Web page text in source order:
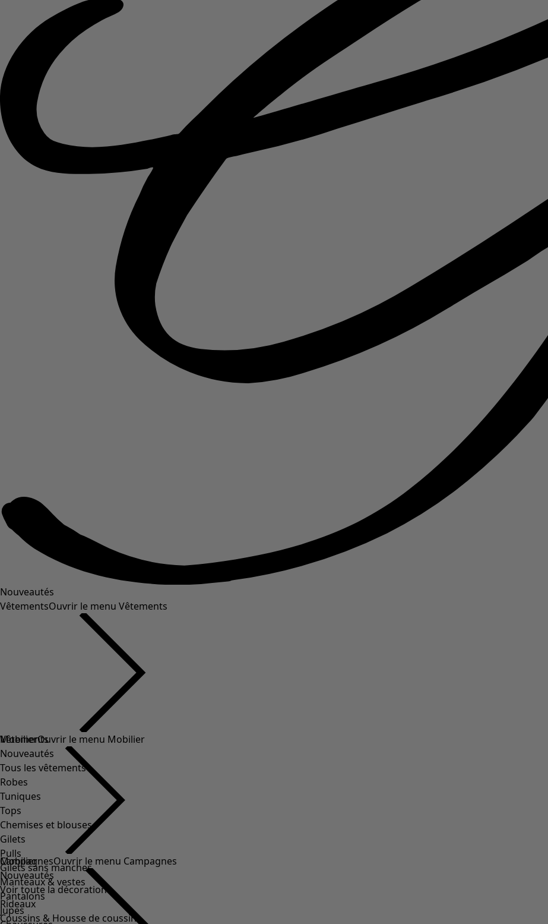
Nouveautés
VêtementsOuvrir le menu Vêtements
Vêtements
Nouveautés
Tous les vêtements
Robes
Tuniques
Tops
Chemises et blouses
Gilets
Pulls
Gilets sans manches
Manteaux & vestes
Pantalons
Jupes
MobilierOuvrir le menu Mobilier
Mobilier
Nouveautés
Voir toute la décoration
Rideaux
Coussins & Housse de coussin
CampagnesOuvrir le menu Campagnes